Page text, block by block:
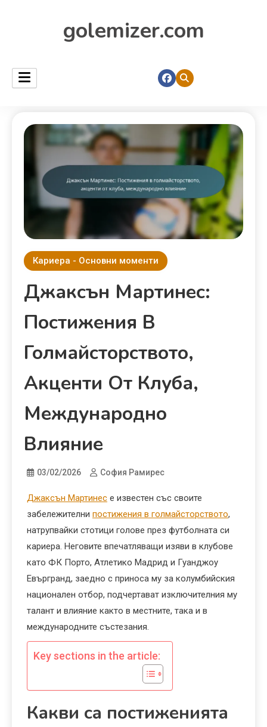
golemizer.com
Кариера - Основни моменти
Джаксън Мартинес:
Постижения В
Голмайсторството,
Акценти От Клуба,
Международно
Влияние
03/02/2026 София Рамирес
Джаксън Мартинес е известен със своите
забележителни постижения в голмайсторството,
натрупвайки стотици голове през футболната си
кариера. Неговите впечатляващи изяви в клубове
като ФК Порто, Атлетико Мадрид и Гуанджоу
Евъргранд, заедно с приноса му за колумбийския
национален отбор, подчертават изключителния му
талант и влияние както в местните, така и в
международните състезания.
Key sections in the article:
Какви са постиженията